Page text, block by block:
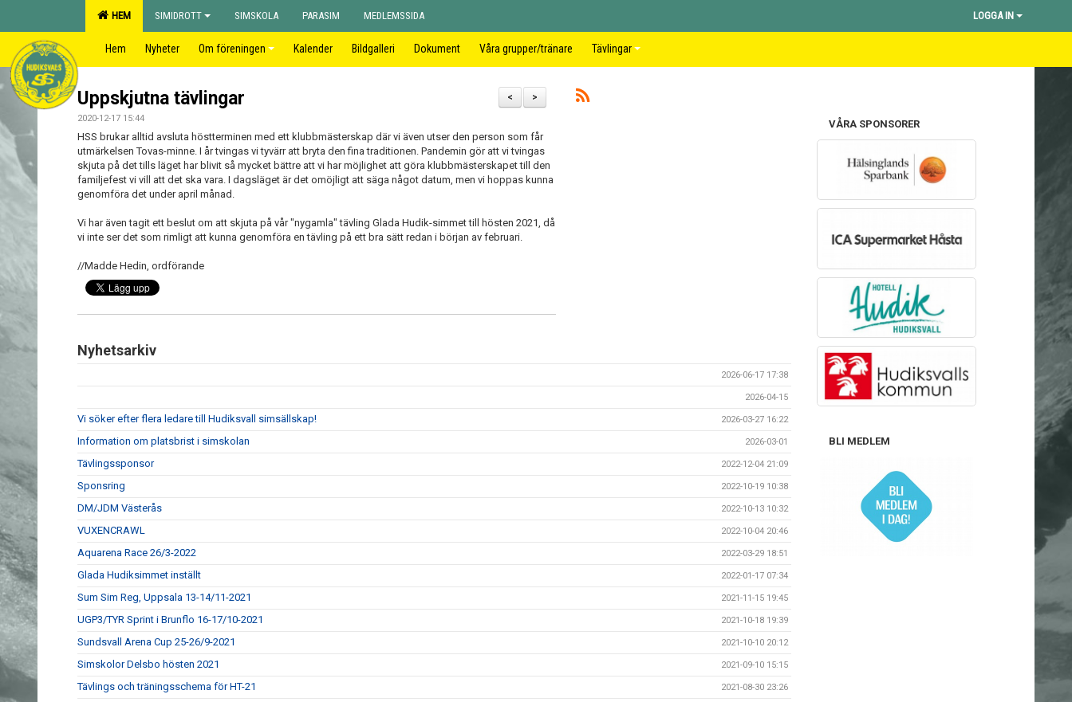
HEM SIMIDROTT SIMSKOLA PARASIM MEDLEMSSIDA LOGGA IN
Hem Nyheter Om föreningen Kalender Bildgalleri Dokument Våra grupper/tränare Tävlingar
>
<
Uppskjutna tävlingar
2020-12-17 15:44
HSS brukar alltid avsluta höstterminen med ett klubbmästerskap där vi även utser den person som får
utmärkelsen Tovas-minne. I år tvingas vi tyvärr att bryta den fina traditionen. Pandemin gör att vi tvingas
skjuta på det tills läget har blivit så mycket bättre att vi har möjlighet att göra klubbmästerskapet till den
familjefest vi vill att det ska vara. I dagsläget är det omöjligt att säga något datum, men vi hoppas kunna
genomföra det under april månad.
Vi har även tagit ett beslut om att skjuta på vår "nygamla" tävling Glada Hudik-simmet till hösten 2021, då
vi inte ser det som rimligt att kunna genomföra en tävling på ett bra sätt redan i början av februari.
//Madde Hedin, ordförande
Nyhetsarkiv
2026-06-17 17:38
2026-04-15
Vi söker efter flera ledare till Hudiksvall simsällskap! 2026-03-27 16:22
Information om platsbrist i simskolan 2026-03-01
Tävlingssponsor 2022-12-04 21:09
Sponsring 2022-10-19 10:38
DM/JDM Västerås 2022-10-13 10:32
VUXENCRAWL 2022-10-04 20:46
Aquarena Race 26/3-2022 2022-03-29 18:51
Glada Hudiksimmet inställt 2022-01-17 07:34
Sum Sim Reg, Uppsala 13-14/11-2021 2021-11-15 19:45
UGP3/TYR Sprint i Brunflo 16-17/10-2021 2021-10-18 19:39
Sundsvall Arena Cup 25-26/9-2021 2021-10-10 20:12
Simskolor Delsbo hösten 2021 2021-09-10 15:15
Tävlings och träningsschema för HT-21 2021-08-30 23:26
VÅRA SPONSORER
BLI MEDLEM